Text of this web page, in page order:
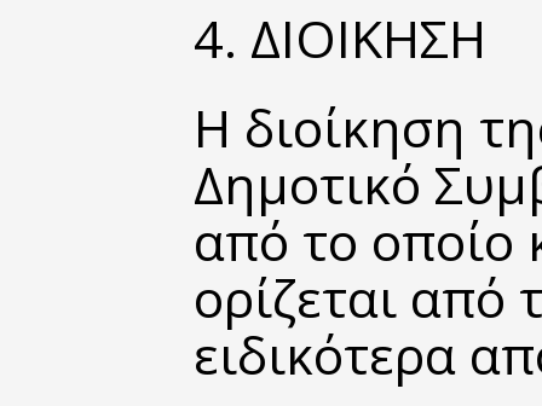
4. ΔΙΟΙΚΗΣΗ
Η διοίκηση
Δημοτικό
από το οποίο
ορίζεται από
ειδικότερα